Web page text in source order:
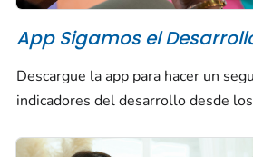
App Sigamos el
Descargue la app para hacer un
indicadores del desarrollo desde